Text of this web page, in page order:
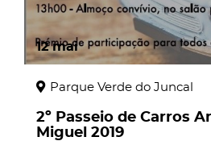
12 mai
Parque Verde do Juncal
2º Passeio de Carros
Miguel 2019